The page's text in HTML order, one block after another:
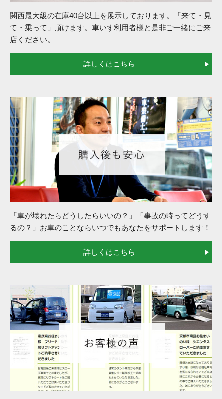
関西最大級の在庫40台以上を展示しております。「来て・見
て・乗って」頂けます。車いす利用者様と是非ご一緒にご来
店ください。
詳しくはこちら
「車が壊れたらどうしたらいいの？」「事故の時ってどうす
るの？」お車のことならいつでもあなたをサポートします！
詳しくはこちら